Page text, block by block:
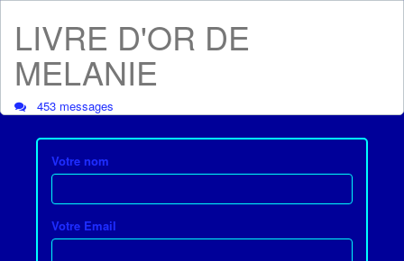
LIVRE D'OR DE
MELANIE
453 messages
Votre nom
Votre Email